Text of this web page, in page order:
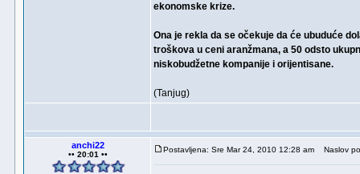
ekonomske krize.
Ona je rekla da se očekuje da će ubuduće
troškova u ceni aranžmana, a 50 odsto
niskobudžetne kompanije i orijentisane.
(Tanjug)
anchi22
•• 20:01 ••
Postavljena: Sre Mar 24, 2010 12:28 am Naslov